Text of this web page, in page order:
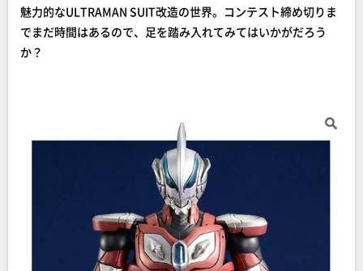
魅力的なULTRAMAN SUIT改造の世界。コンテスト締め切りま
でまだ時間はあるので、足を踏み入れてみてはいかがだろう
か？